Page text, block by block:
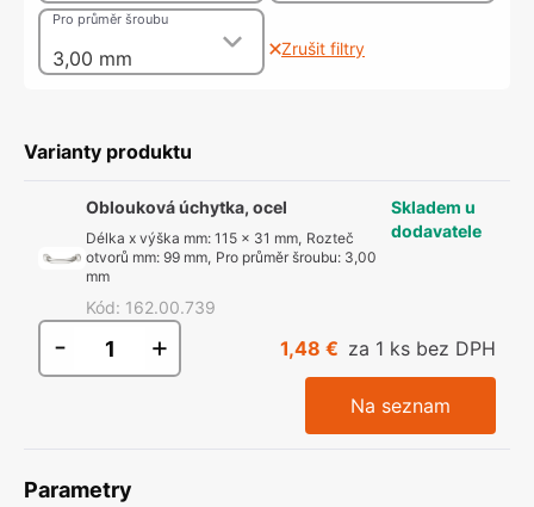
3,00 mm
Pro průměr šroubu
Zrušit filtry
Varianty produktu
Oblouková úchytka, ocel
Délka x výška mm: 115 x 31 mm, Rozteč
otvorů mm: 99 mm, Pro průměr šroubu: 3,00
mm
Kód: 162.00.739
Skladem u
dodavatele
- + 1,48 € za 1 ks bez DPH
Na seznam
Parametry